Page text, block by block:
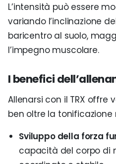
L’intensità può essere
variando l’inclinazione
baricentro al suolo,
l’impegno muscolare.
I benefici
Allenarsi con il TRX
ben oltre la tonificazione
Sviluppo della forza
capacità del corpo di